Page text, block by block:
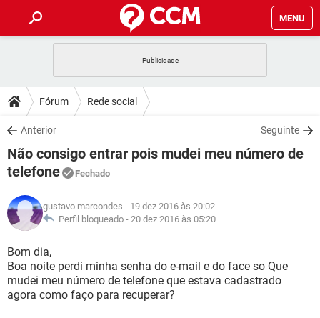
MENU
CELULAR
OUTLOOK
INSTAGRAM GMAIL
GUIA DE COMPRAS
DICAS
JOGOS
OUTLOOK
GUIA DE COMPRAS
DOWNLOADS
JOGOS WHATSAPP
CELULAR
OUTLOOK EXCEL
INSTAGRAM
GUIA DE COMPRAS
FÓRUM
CELULAR FACEBOOK
INSTAGRAM GMAIL
GUIA DE COMPRAS
GLOSSÁRIO
JOGOS
CELULAR
OUTLOOK EXCEL
INSTAGRAM GMAIL
Fórum Rede social
Anterior Seguinte
Não consigo entrar pois mudei meu número de
telefone
Fechado
gustavo marcondes - 19 dez 2016 às 20:02
Perfil bloqueado - 20 dez 2016 às 05:20
Bom dia,
Boa noite perdi minha senha do e-mail e do face so Que
mudei meu número de telefone que estava cadastrado
agora como faço para recuperar?